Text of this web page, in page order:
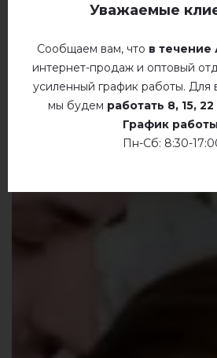
Уважаемые
Сообщаем вам, что в
интернет-продаж и оптовый
усиленный график работы. Для
мы будем работать 8, 15,
График
Пн-Сб: 8:30-